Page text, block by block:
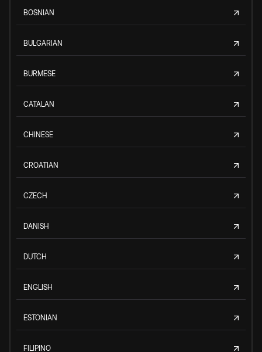
BOSNIAN
BULGARIAN
BURMESE
CATALAN
CHINESE
CROATIAN
CZECH
DANISH
DUTCH
ENGLISH
ESTONIAN
FILIPINO